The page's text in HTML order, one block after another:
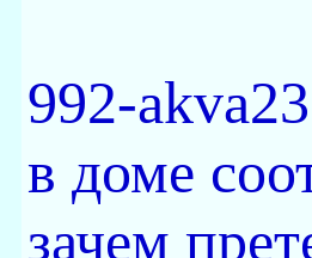
992-
в доме
зачем